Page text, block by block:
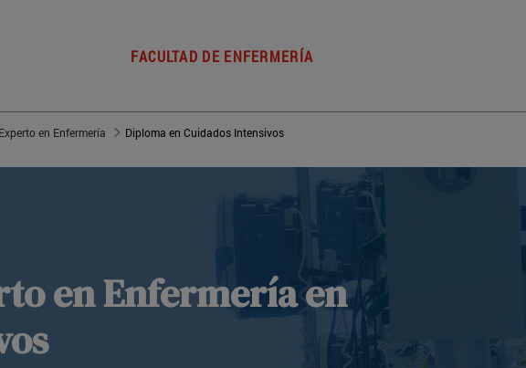
FACULTAD DE ENFERMERÍA
en Enfermería Diploma en Cuidados Intensivos
en Enfermería en